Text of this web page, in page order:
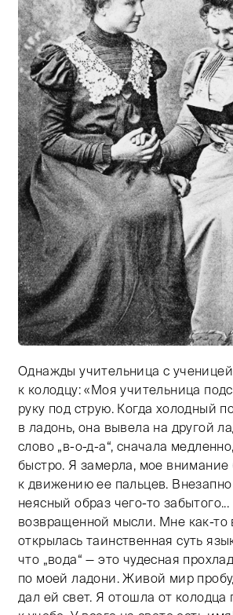
Тифлокомментарий: старая
Однажды учительница с
к колодцу: «Моя учительница
руку под струю. Когда холодный
в ладонь, она вывела на другой
слово „в-о-д-а“, сначала
быстро. Я замерла, мое внимание
к движению ее пальцев.
неясный образ чего-то забытого...
возвращенной мысли. Мне как-то
открылась таинственная суть
что „вода“ — это чудесная
по моей ладони. Живой мир
дал ей свет. Я отошла от колодца